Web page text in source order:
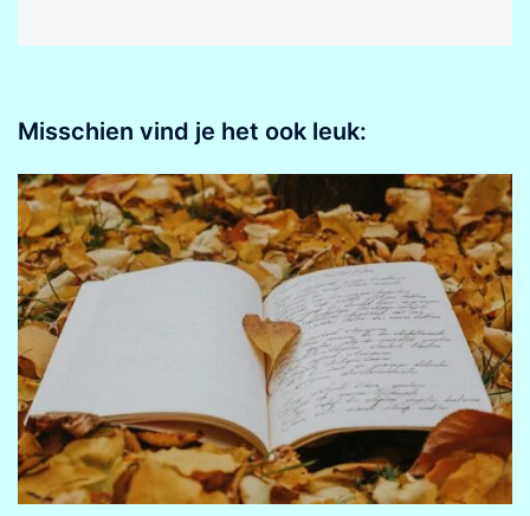
Misschien vind je het ook leuk: